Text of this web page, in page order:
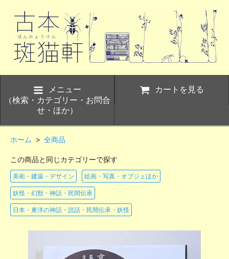
メニュー
（検索・カテゴリー・お問合
せ・ほか）
カートを見る
ホーム > 全商品
この商品と同じカテゴリーで探す
美術・建築・デザイン 絵画・写真・オブジェほか
妖怪・幻獣・神話・民間伝承
日本・東洋の神話・説話・民間伝承・妖怪